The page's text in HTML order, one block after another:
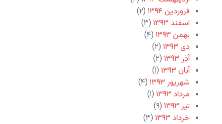
فروردین ۱۳۹۴
(۲)
اسفند ۱۳۹۳
(۳)
بهمن ۱۳۹۳
(۴)
دی ۱۳۹۳
(۲)
آذر ۱۳۹۳
(۲)
آبان ۱۳۹۳
(۱)
شهریور ۱۳۹۳
(۴)
مرداد ۱۳۹۳
(۱)
تیر ۱۳۹۳
(۹)
خرداد ۱۳۹۳
(۳)